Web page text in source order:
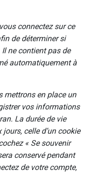
connectez sur ce
de déterminer si
ne contient pas de
automatiquement à
mettrons en place un
vos informations
La durée de vie
celle d’un cookie
« Se souvenir
conservé pendant
de votre compte,